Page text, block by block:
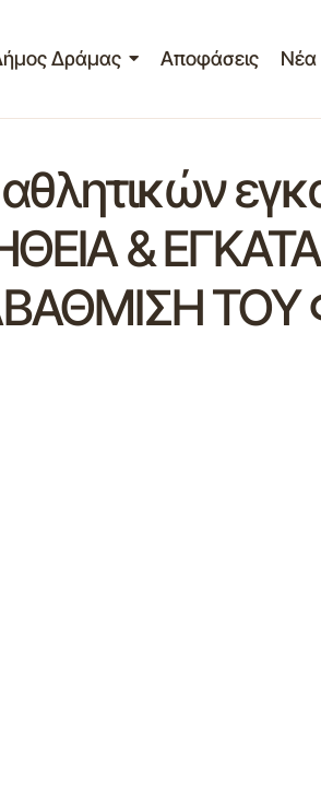
Δράμας Αποφάσεις Νέα
&